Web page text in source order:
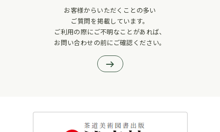
お客様からいただくことの多い
ご質問を掲載しています。
ご利用の際にご不明なことがあれば、
お問い合わせの前にご確認ください。